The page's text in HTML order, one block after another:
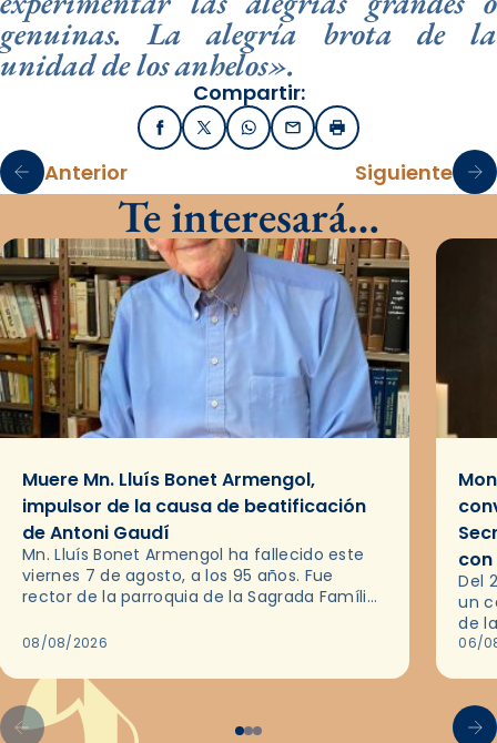
genuinas. La alegría brota de la
unidad de los anhelos».
Compartir:
FacebookX / TwitterWhatsApp
EmailImprimir
Anterior Siguiente
Te interesará…
Muere Mn. Lluís Bonet Armengol,
impulsor de la causa de beatificación
de Antoni Gaudí
Mn. Lluís Bonet Armengol ha fallecido este
viernes 7 de agosto, a los 95 años. Fue
rector de la parroquia de la Sagrada Família
08/08/2026
Del
un
de
en
06/